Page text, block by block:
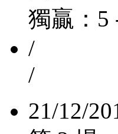
獨贏：5
/
/
21/12/